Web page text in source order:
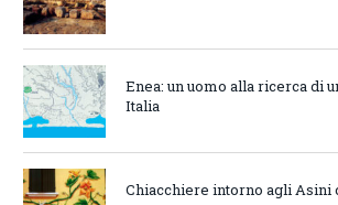
Enea: un uomo alla ricerca di
Italia
Chiacchiere intorno agli Asini